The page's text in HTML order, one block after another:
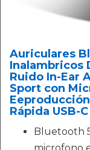
Auriculares
Inalambricos
Ruido In-Ear
Sport con
Rápida USB-C
Bluetooth